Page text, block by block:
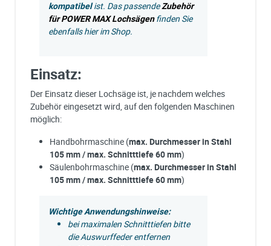
kompatibelist. Das passendeZubehör
für POWER MAX Lochsägenfinden Sie
ebenfalls hier im Shop.
Einsatz:
Der Einsatz dieser Lochsäge ist, je nachdem welches
Zubehör eingesetzt wird, auf den folgenden Maschinen
möglich:
Handbohrmaschine (max. Durchmesser in Stahl
105 mm / max. Schnitttiefe 60 mm)
Säulenbohrmaschine (max. Durchmesser in Stahl
105 mm / max. Schnitttiefe 60 mm)
Wichtige Anwendungshinweise:
bei maximalen Schnitttiefen bitte
die Auswurffeder entfernen